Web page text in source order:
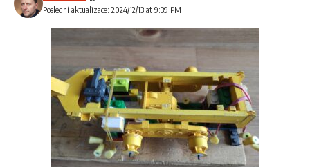
Poslední aktualizace: 2024/12/13 at 9:39 PM